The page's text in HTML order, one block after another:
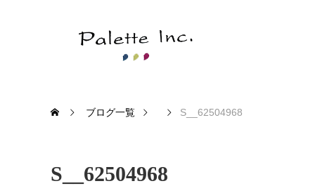
ブログ一覧 S__62504968
S__62504968